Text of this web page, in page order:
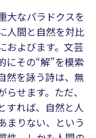
大なパラドクスを
人間と自然を対比
およびます。文芸
にその“解”を模索
然を詠う詩は、無
せます。ただ、
すれば、自然と人
まりない、という